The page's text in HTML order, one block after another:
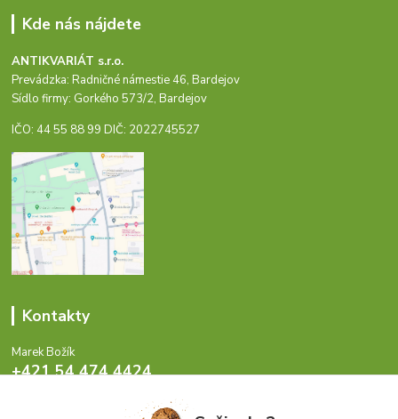
Kde nás nájdete
ANTIKVARIÁT s.r.o.
Prevádzka: Radničné námestie 46, Bardejov
Sídlo firmy: Gorkého 573/2, Bardejov
IČO: 44 55 88 99 DIČ: 2022745527
Kontakty
Marek Božík
+421 54 474 4424